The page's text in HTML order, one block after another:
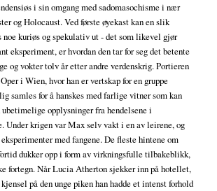
i sin omgang med sadomasochisme i nær
og Holocaust. Ved første øyekast kan en slik
noe kuriøs og spekulativ ut - det som likevel gjør
eksperiment, er hvordan den tar for seg det betente
og vokter tolv år etter andre verdenskrig. Portieren
i Wien, hvor han er vertskap for en gruppe
samles for å hanskes med farlige vitner som kan
opplysninger fra hendelsene i
Under krigen var Max selv vakt i en av leirene, og
med fangene. De fleste hintene om
dukker opp i form av virkningsfulle tilbakeblikk,
fortegn. Når Lucia Atherton sjekker inn på hotellet,
på den unge piken han hadde et intenst forhold